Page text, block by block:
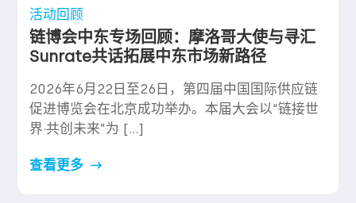
活动回顾
链博会中东专场回顾：摩洛哥大使与寻汇
Sunrate共话拓展中东市场新路径
2026年6月22日至26日，第四届中国国际供应链
促进博览会在北京成功举办。本届大会以“链接世
界·共创未来”为 […]
查看更多